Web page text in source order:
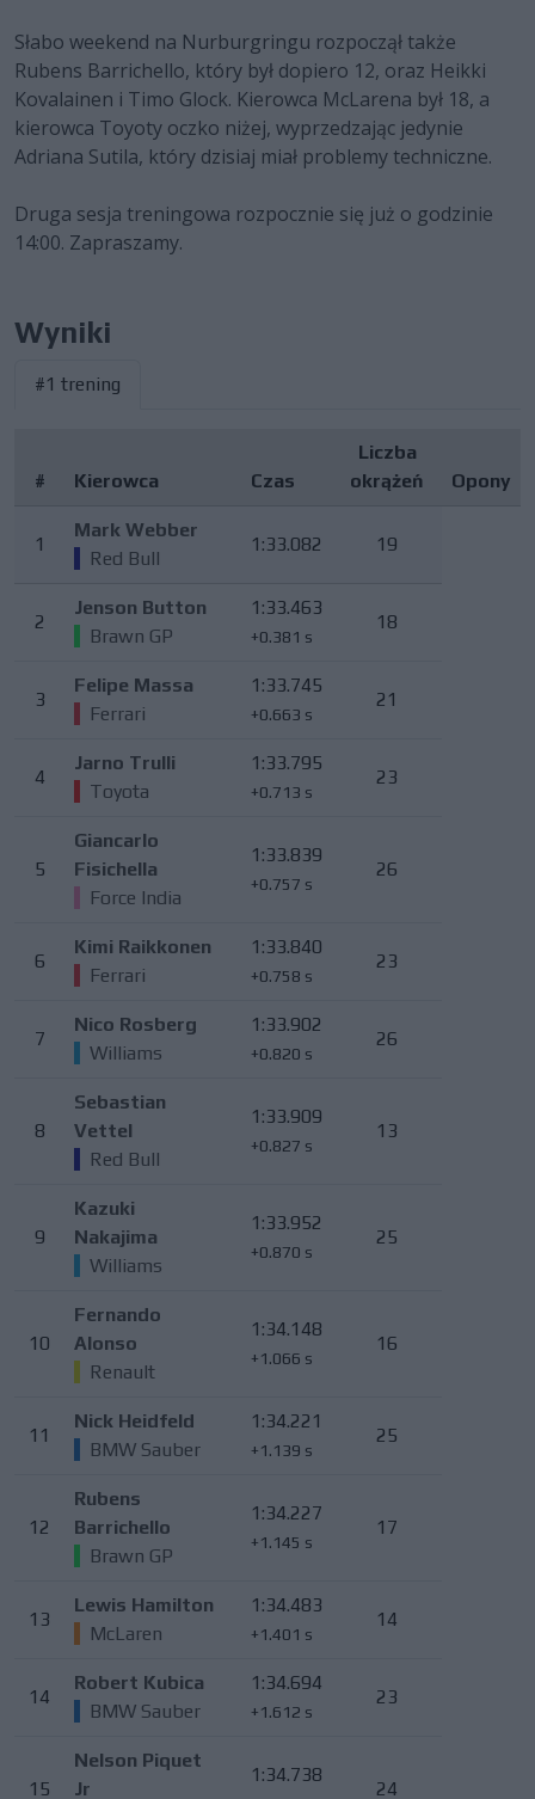
Słabo weekend na Nurburgringu rozpoczął także
Rubens Barrichello, który był dopiero 12, oraz Heikki
Kovalainen i Timo Glock. Kierowca McLarena był 18, a
kierowca Toyoty oczko niżej, wyprzedzając jedynie
Adriana Sutila, który dzisiaj miał problemy techniczne.
Druga sesja treningowa rozpocznie się już o godzinie
14:00. Zapraszamy.
Wyniki
#1 trening
# Kierowca Czas
Liczba
okrążeń
Opony
1
Mark Webber
Red Bull
1:33.082 19
2
Jenson Button
Brawn GP
1:33.463
+0.381 s
18
3
Felipe Massa
Ferrari
1:33.745
+0.663 s
21
4
Jarno Trulli
Toyota
1:33.795
+0.713 s
23
5
Giancarlo
Fisichella
Force India
1:33.839
+0.757 s
26
6
Kimi Raikkonen
Ferrari
1:33.840
+0.758 s
23
7
Nico Rosberg
Williams
1:33.902
+0.820 s
26
8
Sebastian
Vettel
Red Bull
1:33.909
+0.827 s
13
9
Kazuki
Nakajima
Williams
1:33.952
+0.870 s
25
10
Fernando
Alonso
Renault
1:34.148
+1.066 s
16
11
Nick Heidfeld
BMW Sauber
1:34.221
+1.139 s
25
12
Rubens
Barrichello
Brawn GP
1:34.227
+1.145 s
17
13
Lewis Hamilton
McLaren
1:34.483
+1.401 s
14
14
Robert Kubica
BMW Sauber
1:34.694
+1.612 s
23
15
Nelson Piquet
Jr
1:34.738
24